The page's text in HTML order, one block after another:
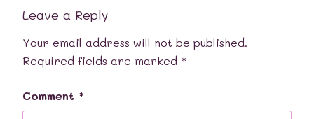
Leave a Reply
Your email address will not be published.
Required fields are marked *
Comment *